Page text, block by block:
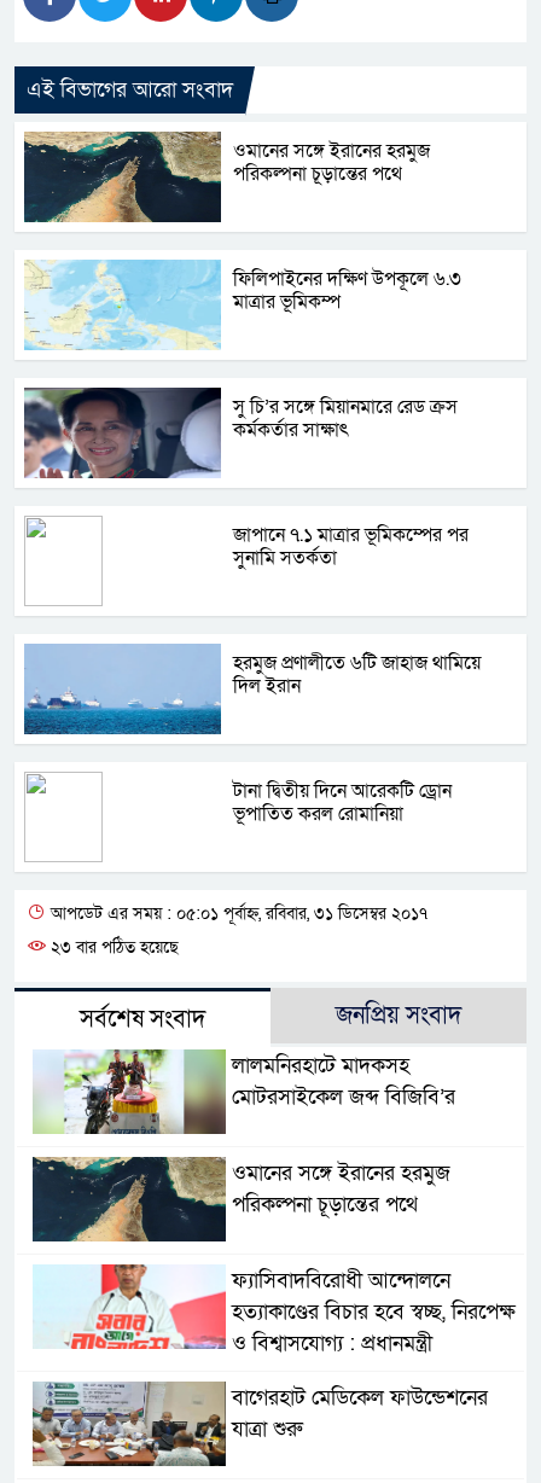
এই বিভাগের আরো সংবাদ
ওমানের সঙ্গে ইরানের হরমুজ
পরিকল্পনা চূড়ান্তের পথে
ফিলিপাইনের দক্ষিণ উপকূলে ৬.৩
মাত্রার ভূমিকম্প
সু চি’র সঙ্গে মিয়ানমারে রেড ক্রস
কর্মকর্তার সাক্ষাৎ
জাপানে ৭.১ মাত্রার ভূমিকম্পের পর
সুনামি সতর্কতা
হরমুজ প্রণালীতে ৬টি জাহাজ থামিয়ে
দিল ইরান
টানা দ্বিতীয় দিনে আরেকটি ড্রোন
ভূপাতিত করল রোমানিয়া
আপডেট এর সময় : ০৫:০১ পূর্বাহ্ন, রবিবার, ৩১ ডিসেম্বর ২০১৭
২৩ বার পঠিত হয়েছে
সর্বশেষ সংবাদ জনপ্রিয় সংবাদ
লালমনিরহাটে মাদকসহ
মোটরসাইকেল জব্দ বিজিবি’র
ওমানের সঙ্গে ইরানের হরমুজ
পরিকল্পনা চূড়ান্তের পথে
ফ্যাসিবাদবিরোধী আন্দোলনে
হত্যাকাণ্ডের বিচার হবে স্বচ্ছ, নিরপেক্ষ
ও বিশ্বাসযোগ্য : প্রধানমন্ত্রী
বাগেরহাট মেডিকেল ফাউন্ডেশনের
যাত্রা শুরু